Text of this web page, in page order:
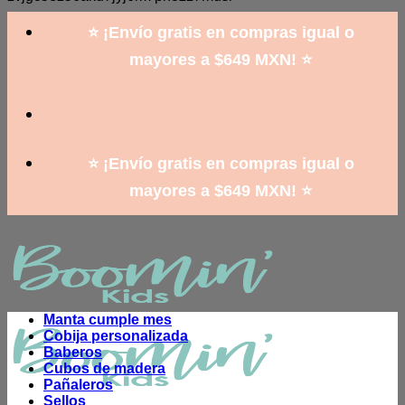
to
content
⭐ ¡Envío gratis en compras igual o
mayores a $649 MXN! ⭐
⭐ ¡Envío gratis en compras igual o
mayores a $649 MXN! ⭐
Manta cumple mes
Cobija personalizada
Baberos
Cubos de madera
Pañaleros
Sellos